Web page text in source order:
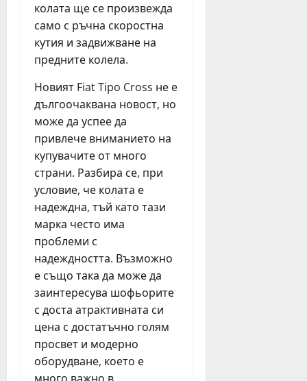
колата ще се произвежда
само с ръчна скоростна
кутия и задвижване на
предните колела.
Новият Fiat Tipo Cross не е
дългоочаквана новост, но
може да успее да
привлече вниманието на
купувачите от много
страни. Разбира се, при
условие, че колата е
надеждна, тъй като тази
марка често има
проблеми с
надеждността. Възможно
е също така да може да
заинтересува шофьорите
с доста атрактивната си
цена с достатъчно голям
просвет и модерно
оборудване, което е